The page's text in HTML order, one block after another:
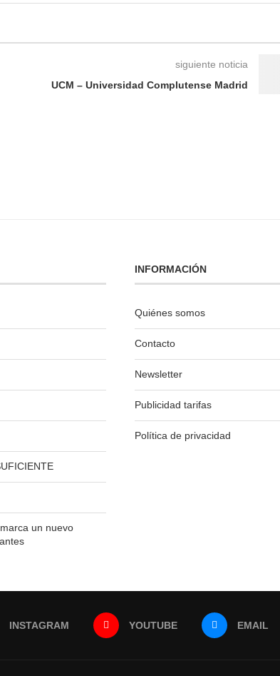
siguiente noticia
UCM – Universidad Complutense Madrid
un nuevo
INFORMACIÓN
Quiénes somos
Contacto
Newsletter
Publicidad tarifas
Política de privacidad
INSTAGRAM YOUTUBE EMAIL